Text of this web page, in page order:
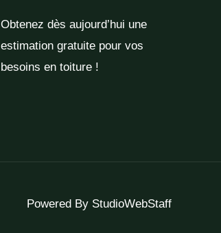
Obtenez dès aujourd’hui une
estimation gratuite pour vos
besoins en toiture !
Powered By StudioWebStaff